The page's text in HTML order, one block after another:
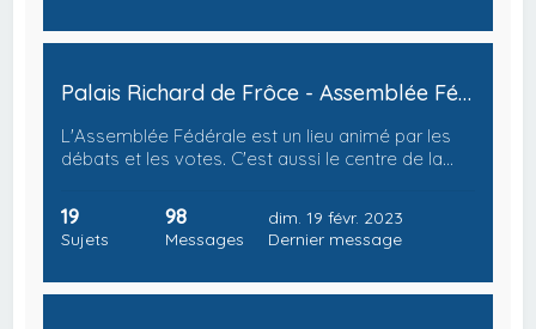
Palais Richard de Frôce - Assemblée Fédérale
L'Assemblée Fédérale est un lieu animé par les
débats et les votes. C'est aussi le centre de la…
19
Sujets
98
Messages
dim. 19 févr. 2023
Dernier message